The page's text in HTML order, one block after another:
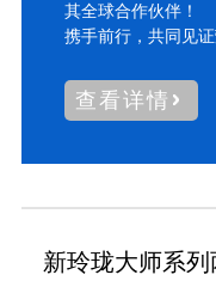
其全球合作伙伴！
携手前行，共同见
查看详情
新玲珑大师系